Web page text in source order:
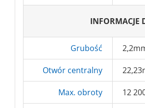
INFORMACJE
Grubość
Otwór centralny
Max. obroty 12